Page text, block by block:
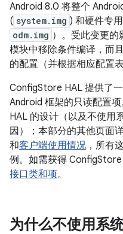
Android 8.0 将整个
( system.img ) 和硬件专
odm.img ）。受此变更的
模块中移除条件编译，而
的配置（并根据相应配置
ConfigStore HAL 提供了
Android 框架的只读配置
HAL 的设计（以及不使用
因）；本部分的其他页面
和客户端使用情况 ，所有
例。如需获得
接口类和项。
为什么不使用系